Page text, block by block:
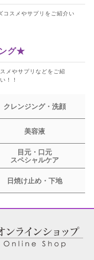
コスメやサプリをご紹介い
グ★
メやサプリなどをご紹
！！
クレンジング・洗顔
美容液
目元・口元
スペシャルケア
日焼け止め・下地